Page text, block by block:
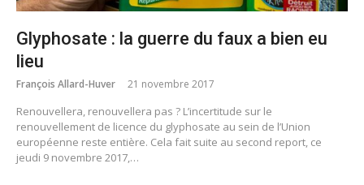
Glyphosate : la guerre du faux a bien eu
lieu
François Allard-Huver 21 novembre 2017
Renouvellera, renouvellera pas ? L’incertitude sur le
renouvellement de licence du glyphosate au sein de l’Union
européenne reste entière. Cela fait suite au second report, ce
jeudi 9 novembre 2017,…